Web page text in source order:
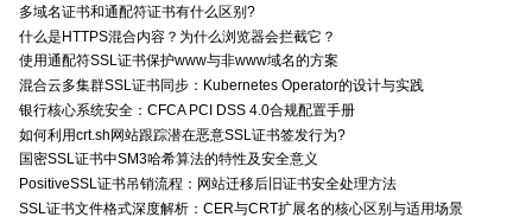
多域名证书和通配符证书有什么区别?
什么是HTTPS混合内容？为什么浏览器会拦截它？
使用通配符SSL证书保护www与非www域名的方案
混合云多集群SSL证书同步：Kubernetes Operator的设计与实践
银行核心系统安全：CFCA PCI DSS 4.0合规配置手册
如何利用crt.sh网站跟踪潜在恶意SSL证书签发行为?
国密SSL证书中SM3哈希算法的特性及安全意义
PositiveSSL证书吊销流程：网站迁移后旧证书安全处理方法
SSL证书文件格式深度解析：CER与CRT扩展名的核心区别与适用场景